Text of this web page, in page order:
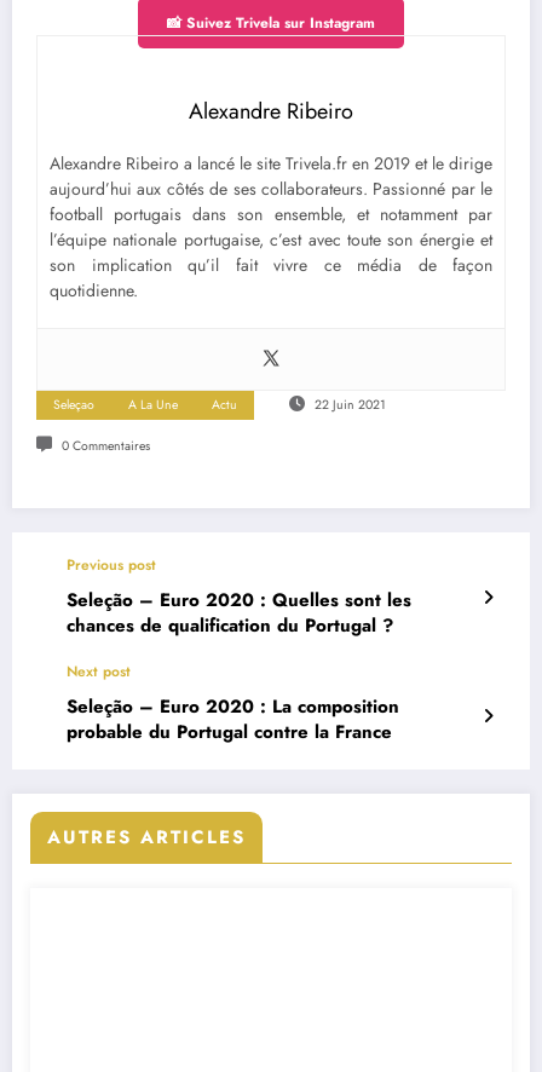
📸 Suivez Trivela sur Instagram
Alexandre Ribeiro
Alexandre Ribeiro a lancé le site Trivela.fr en 2019 et le dirige
aujourd’hui aux côtés de ses collaborateurs. Passionné par le
football portugais dans son ensemble, et notamment par
l’équipe nationale portugaise, c’est avec toute son énergie et
son implication qu’il fait vivre ce média de façon
quotidienne.
Seleçao A La Une Actu 22 Juin 2021
0 Commentaires
Previous post
Seleção – Euro 2020 : Quelles sont les
chances de qualification du Portugal ?
Next post
Seleção – Euro 2020 : La composition
probable du Portugal contre la France
AUTRES ARTICLES